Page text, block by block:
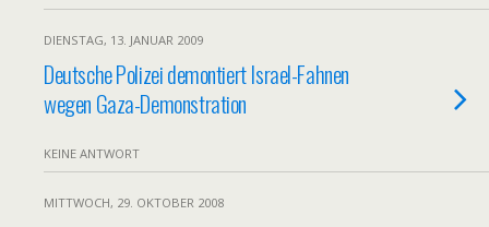
DIENSTAG, 13. JANUAR 2009
Deutsche Polizei demontiert Israel-Fahnen
wegen Gaza-Demonstration
KEINE ANTWORT
MITTWOCH, 29. OKTOBER 2008